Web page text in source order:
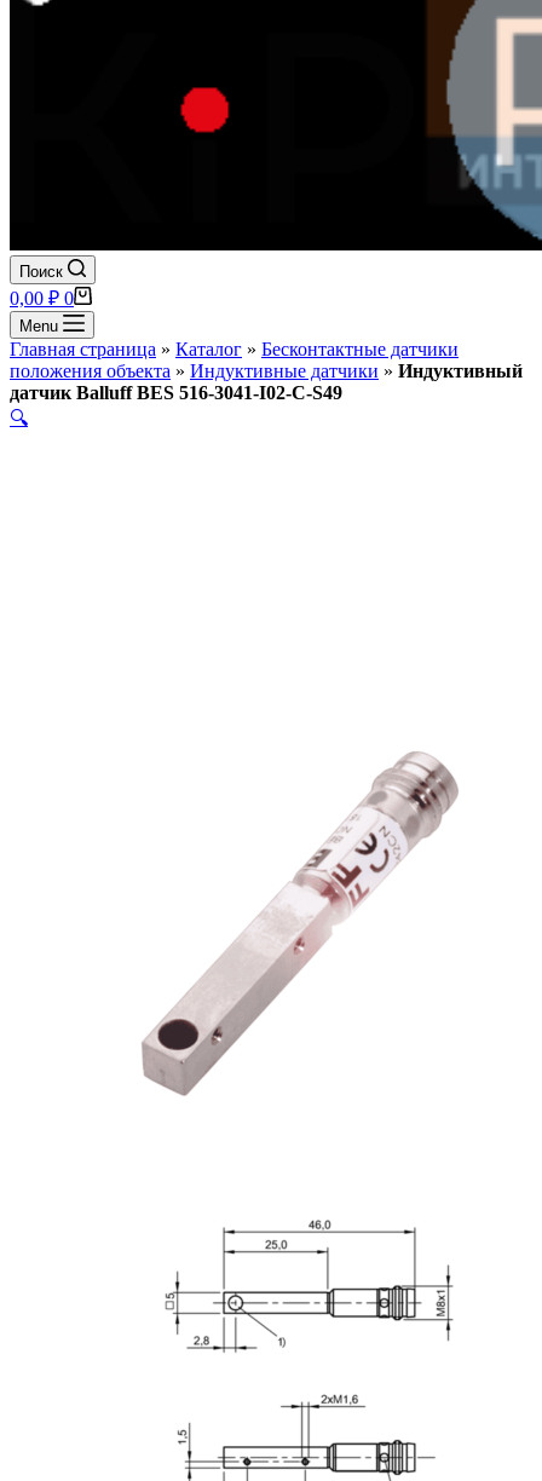
Поиск
Корзина
0,00 ₽ 0
Menu
Главная страница » Каталог » Бесконтактные датчики
положения объекта » Индуктивные датчики » Индуктивный
датчик Balluff BES 516-3041-I02-C-S49
🔍